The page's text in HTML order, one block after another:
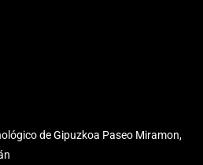
de Gipuzkoa Paseo Miramon,